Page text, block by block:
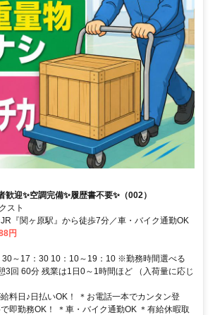
歓迎✨空調完備✨履歴書不要✨（002）
スト
『関ヶ原駅』から徒歩7分／車・バイク通勤OK
円
30～17：30 10：10～19：10 ※勤務時間選べる
回 60分 残業は1日0～1時間ほど （入荷量に応じ
料日♪日払いOK！ ＊お電話一本でカンタン登
即勤務OK！ ＊車・バイク通勤OK ＊有給休暇取